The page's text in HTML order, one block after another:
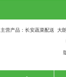
主营产品：长安蔬菜配送 大